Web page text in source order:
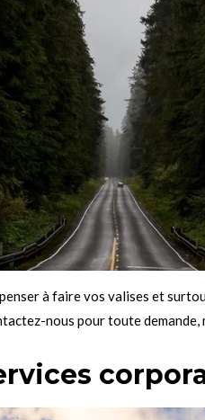
à faire vos valises et
nous pour toute